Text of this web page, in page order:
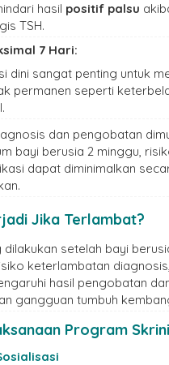
hasil positif palsu
TSH.
7 Hari:
dini sangat penting untuk
permanen seperti
dan pengobatan
bayi berusia 2 minggu,
dapat diminimalkan
Jika Terlambat?
dilakukan setelah bayi
keterlambatan
hasil pengobatan
gangguan tumbuh
Program